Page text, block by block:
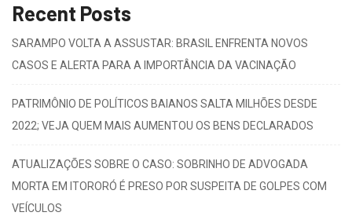
Recent Posts
SARAMPO VOLTA A ASSUSTAR: BRASIL ENFRENTA NOVOS
CASOS E ALERTA PARA A IMPORTÂNCIA DA VACINAÇÃO
PATRIMÔNIO DE POLÍTICOS BAIANOS SALTA MILHÕES DESDE
2022; VEJA QUEM MAIS AUMENTOU OS BENS DECLARADOS
ATUALIZAÇÕES SOBRE O CASO: SOBRINHO DE ADVOGADA
MORTA EM ITORORÓ É PRESO POR SUSPEITA DE GOLPES COM
VEÍCULOS